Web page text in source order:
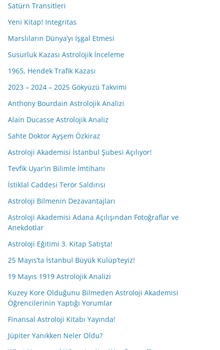
Satürn Transitleri
Yeni Kitap! Integritas
Marslıların Dünya’yı İşgal Etmesi
Susurluk Kazası Astrolojik İnceleme
1965, Hendek Trafik Kazası
2023 – 2024 – 2025 Gökyüzü Takvimi
Anthony Bourdain Astrolojik Analizi
Alain Ducasse Astrolojik Analiz
Sahte Doktor Ayşem Özkiraz
Astroloji Akademisi İstanbul Şubesi Açılıyor!
Tevfik Uyar’ın Bilimle İmtihanı
İstiklal Caddesi Terör Saldırısı
Astroloji Bilmenin Dezavantajları
Astroloji Akademisi Adana Açılışından Fotoğraflar ve
Anekdotlar
Astroloji Eğitimi 3. Kitap Satışta!
25 Mayıs’ta İstanbul Büyük Kulüp’teyiz!
19 Mayıs 1919 Astrolojik Analizi
Kuzey Kore Olduğunu Bilmeden Astroloji Akademisi
Öğrencilerinin Yaptığı Yorumlar
Finansal Astroloji Kitabı Yayında!
Jüpiter Yanıkken Neler Oldu?